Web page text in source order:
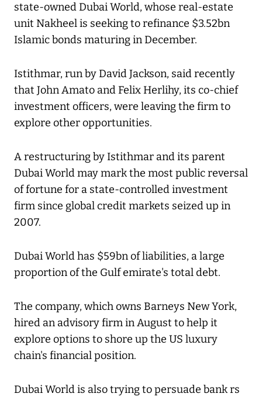
state-owned Dubai World, whose real-estate
unit Nakheel is seeking to refinance $3.52bn
Islamic bonds maturing in December.
Istithmar, run by David Jackson, said recently
that John Amato and Felix Herlihy, its co-chief
investment officers, were leaving the firm to
explore other opportunities.
A restructuring by Istithmar and its parent
Dubai World may mark the most public reversal
of fortune for a state-controlled investment
firm since global credit markets seized up in
2007.
Dubai World has $59bn of liabilities, a large
proportion of the Gulf emirate's total debt.
The company, which owns Barneys New York,
hired an advisory firm in August to help it
explore options to shore up the US luxury
chain's financial position.
Dubai World is also trying to persuade bank rs